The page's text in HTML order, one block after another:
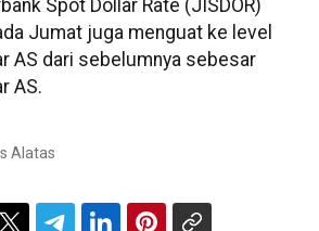
Spot Dollar Rate (JISDOR)
Jumat juga menguat ke level
AS dari sebelumnya sebesar
AS.
Alatas